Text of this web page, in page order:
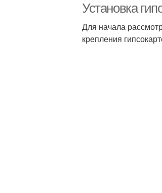
Установка
Для начала
крепления